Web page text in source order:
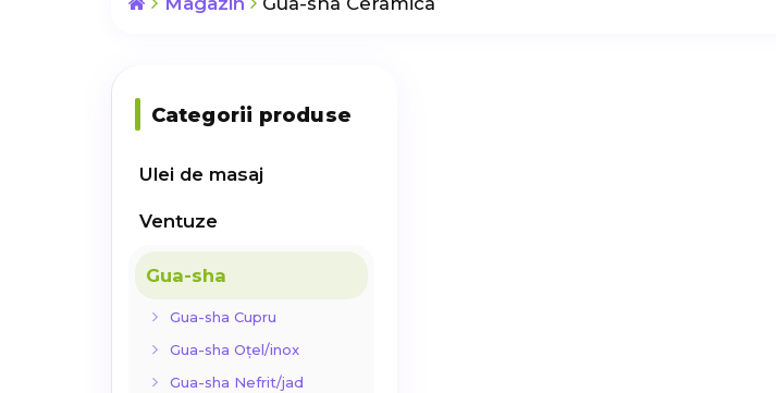
Categorii produse
Ulei de masaj
Ventuze
Gua-sha
Gua-sha Cupru
Gua-sha Oțel/inox
Gua-sha Nefrit/jad